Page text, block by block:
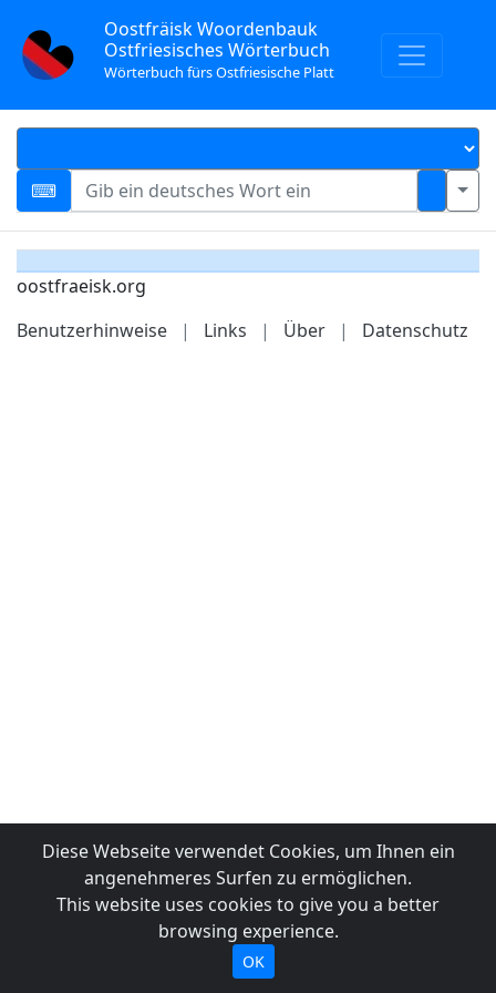
Oostfräisk Woordenbauk
Ostfriesisches Wörterbuch
Wörterbuch fürs Ostfriesische Platt
oostfraeisk.org
Benutzerhinweise
| Links | Über | Datenschutz
Diese Webseite verwendet Cookies, um Ihnen ein
angenehmeres Surfen zu ermöglichen.
This website uses cookies to give you a better
browsing experience.
OK